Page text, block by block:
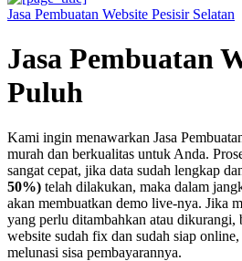
Jasa Pembuatan Website Pesisir Selatan
Jasa Pembuatan
Puluh
Kami ingin menawarkan Jasa
murah dan berkualitas untuk Anda.
sangat cepat, jika data sudah lengkap
50%) telah dilakukan, maka dalam
akan membuatkan demo live-nya. Jika
yang perlu ditambahkan atau
website sudah fix dan sudah siap
melunasi sisa pembayarannya.